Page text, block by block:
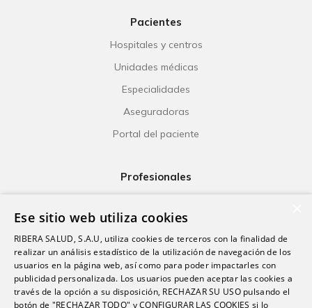
Pacientes
Hospitales y centros
Unidades médicas
Especialidades
Aseguradoras
Portal del paciente
Profesionales
Investigación
Formación
Escuela universitaria
Trabaja con nosotros
Ese sitio web utiliza cookies
RIBERA SALUD, S.A.U, utiliza cookies de terceros con la finalidad de
realizar un análisis estadístico de la utilización de navegación de los
usuarios en la página web, así como para poder impactarles con
publicidad personalizada. Los usuarios pueden aceptar las cookies a
través de la opción a su disposición, RECHAZAR SU USO pulsando el
botón de "RECHAZAR TODO" y CONFIGURAR LAS COOKIES si lo